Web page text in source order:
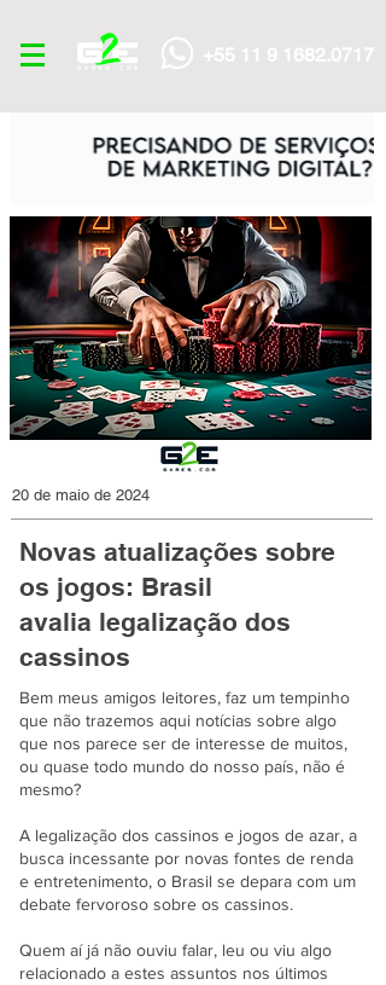
+55 11 9 1682.0717
20 de maio de 2024
Novas atualizações sobre
os jogos: Brasil
avalia legalização dos
cassinos
Bem meus amigos leitores, faz um tempinho
que não trazemos aqui notícias sobre algo
que nos parece ser de interesse de muitos,
ou quase todo mundo do nosso país, não é
mesmo?
A legalização dos cassinos e jogos de azar, a
busca incessante por novas fontes de renda
e entretenimento, o Brasil se depara com um
debate fervoroso sobre os cassinos.
Quem aí já não ouviu falar, leu ou viu algo
relacionado a estes assuntos nos últimos